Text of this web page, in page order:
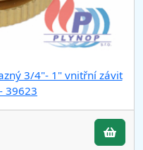
3/4"- 1" vnitřní závit
39623